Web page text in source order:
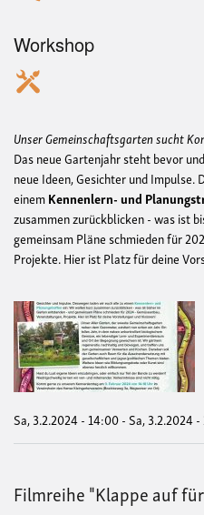
Workshop
Unser Gemeinschaftsgarten sucht
Das neue Gartenjahr steht bevor und
neue Ideen, Gesichter und Impulse.
einemKennenlern- und
zusammen zurückblicken - was ist
gemeinsam Pläne schmieden für
Projekte. Hier ist Platz für deine
Sa, 3.2.2024 - 14:00-Sa, 3.2.2024
Filmreihe "Klappe auf